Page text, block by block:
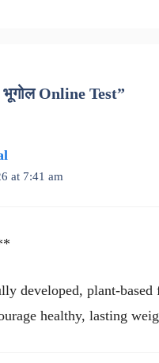
Online Test”
at 7:41 am
developed, plant-
healthy, lasting